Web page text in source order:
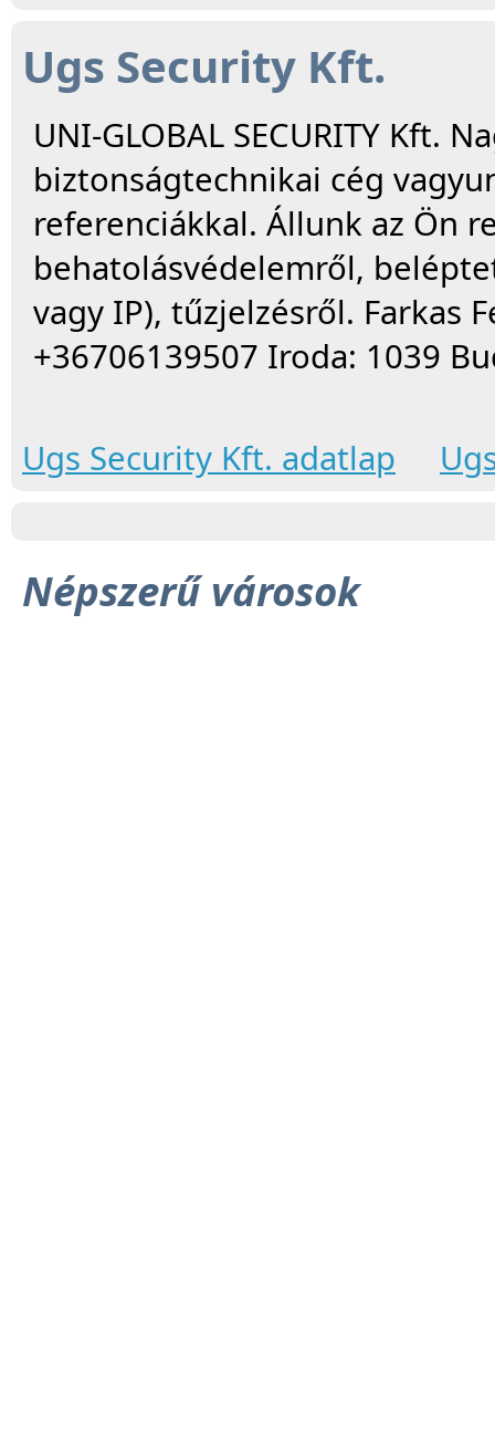
Ugs Security Kft.
UNI-GLOBAL SECURITY Kft.
biztonságtechnikai cég
referenciákkal. Állunk az Ön
behatolásvédelemről,
vagy IP), tűzjelzésről. Farkas
+36706139507 Iroda: 1039
Ugs Security Kft. adatlap
Népszerű városok